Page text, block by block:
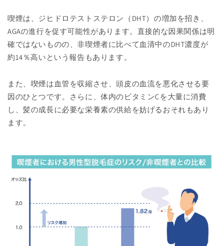
喫煙は、ジヒドロテストステロン（DHT）の増加を招き、
AGAの進行を促す可能性があります。直接的な因果関係は明
確ではないものの、非喫煙者に比べて血清中のDHT濃度が
約14％高いという報告もあります。
また、喫煙は血管を収縮させ、頭皮の血流を悪化させる要
因のひとつです。さらに、体内のビタミンCを大量に消費
し、髪の成長に必要な栄養素の供給を妨げるおそれもあり
ます。